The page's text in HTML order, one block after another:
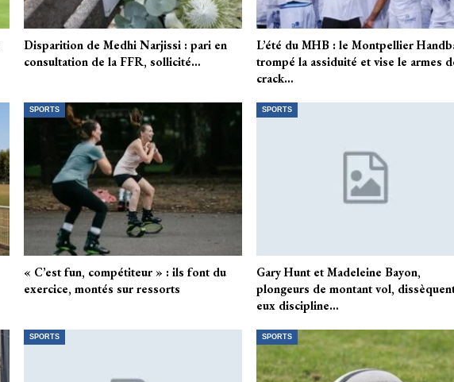
Disparition de Medhi Narjissi : pari en
consultation de la FFR, sollicité…
L’été du MHB : le Montpellier
trompé la assiduité et vise le armes
crack…
SPORTS
« C’est fun, compétiteur » : ils font du
exercice, montés sur ressorts
SPORTS
Gary Hunt et Madeleine Bayon,
plongeurs de montant vol,
eux discipline…
SPORTS SPORTS